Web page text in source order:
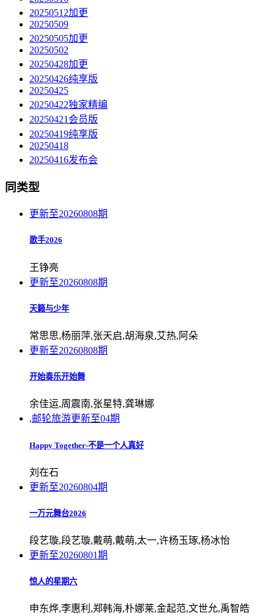
20250512加更
20250509
20250505加更
20250502
20250428加更
20250426纯享版
20250425
20250422独家精编
20250421会员版
20250419纯享版
20250418
20250416发布会
同类型
更新至20260808期
歌手2026
王铮亮
更新至20260808期
天籁与少年
常思思,杨丽萍,张天启,胡海泉,艾热,阿朵
更新至20260808期
开始奏乐开始舞
余佳运,周震南,张星特,龚琳娜
,邮轮旅游更新至04期
Happy Together-不是一个人真好
刘在石
更新至20260804期
一万元舞台2026
段艺璇,段艺璇,戴萌,戴萌,太一,许杨玉琢,杨冰怡
更新至20260801期
惊人的星期六
申东烨,李惠利,郑韩海,朴娜莱,金起范,文世允,禹智皓